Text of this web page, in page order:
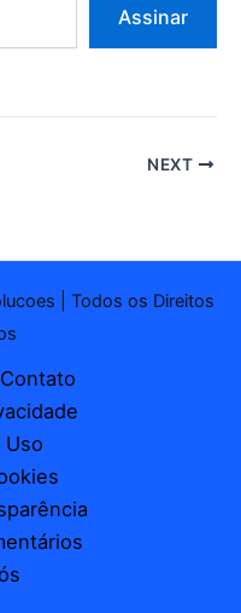
Assinar
NEXT
| Todos os Direitos
Uso